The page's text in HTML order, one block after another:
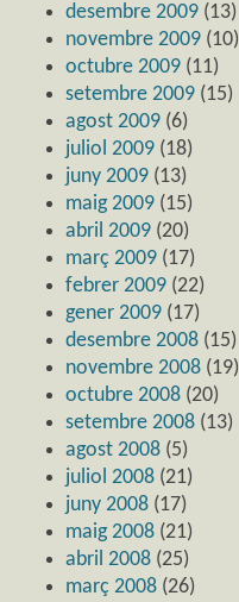
desembre 2009 (13)
novembre 2009 (10)
octubre 2009 (11)
setembre 2009 (15)
agost 2009 (6)
juliol 2009 (18)
juny 2009 (13)
maig 2009 (15)
abril 2009 (20)
març 2009 (17)
febrer 2009 (22)
gener 2009 (17)
desembre 2008 (15)
novembre 2008 (19)
octubre 2008 (20)
setembre 2008 (13)
agost 2008 (5)
juliol 2008 (21)
juny 2008 (17)
maig 2008 (21)
abril 2008 (25)
març 2008 (26)